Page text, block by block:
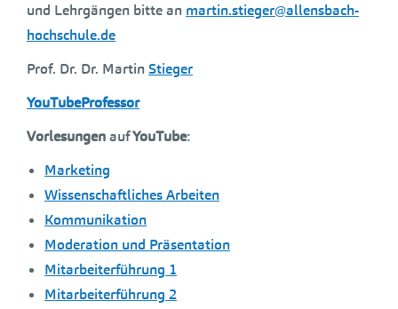
und Lehrgängen bitte an martin.stieger@allensbach-
hochschule.de
Prof. Dr. Dr. Martin Stieger
YouTubeProfessor
VorlesungenaufYouTube:
Marketing
Wissenschaftliches Arbeiten
Kommunikation
Moderation und Präsentation
Mitarbeiterführung 1
Mitarbeiterführung 2